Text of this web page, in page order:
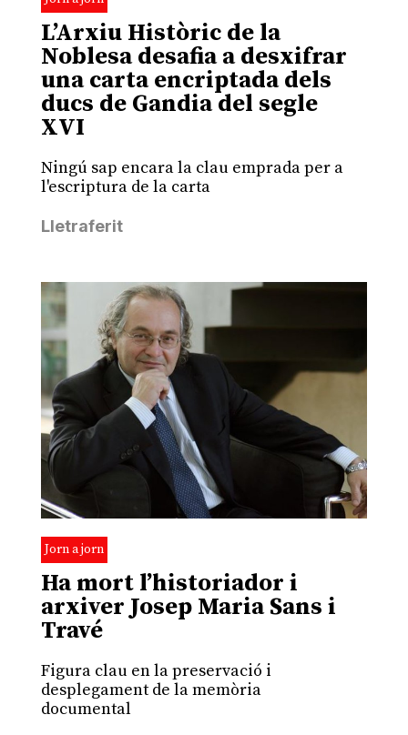
L’Arxiu Històric de la
Noblesa desafia a desxifrar
una carta encriptada dels
ducs de Gandia del segle
XVI
Ningú sap encara la clau emprada per a
l'escriptura de la carta
Lletraferit
Jorn a jorn
Ha mort l’historiador i
arxiver Josep Maria Sans i
Travé
Figura clau en la preservació i
desplegament de la memòria
documental